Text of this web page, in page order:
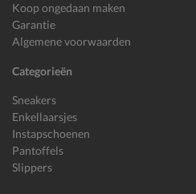
Koop ongedaan maken
Garantie
Algemene voorwaarden
Categorieën
Sneakers
Enkellaarsjes
Instapschoenen
Pantoffels
Slippers